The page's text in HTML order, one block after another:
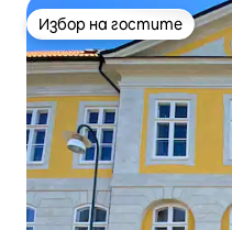
Избор на гостите
Избор на гостите